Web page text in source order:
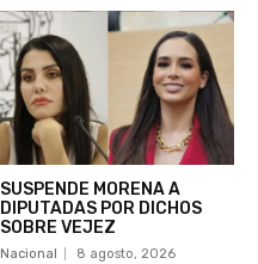
SUSPENDE MORENA A
DIPUTADAS POR DICHOS
SOBRE VEJEZ
Nacional 8 agosto, 2026